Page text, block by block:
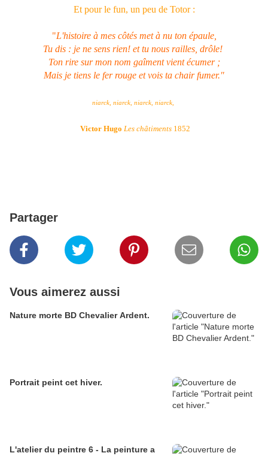
Et pour le fun, un peu de Totor :
"L'histoire à mes côtés met à nu ton épaule,
Tu dis : je ne sens rien! et tu nous railles, drôle!
Ton rire sur mon nom gaîment vient écumer ;
Mais je tiens le fer rouge et vois ta chair fumer."
niarck, niarck, niarck, niarck,
Victor Hugo Les châtiments1852
Partager
Vous aimerez aussi
Nature morte BD Chevalier Ardent.
Portrait peint cet hiver.
L'atelier du peintre 6 - La peinture a